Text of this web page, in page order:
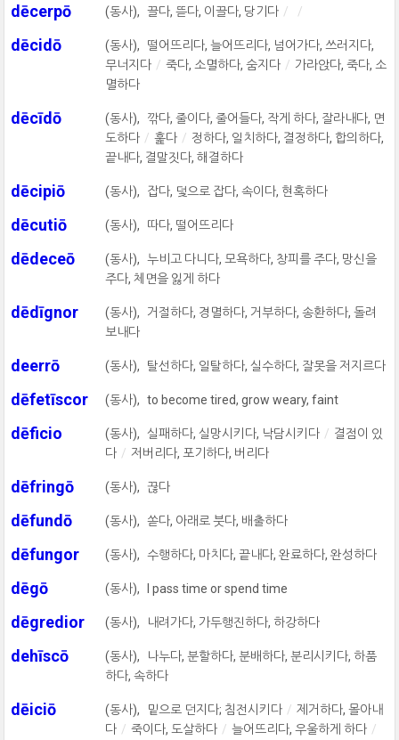
dēcerpō (동사), 끌다, 뜯다, 이끌다, 당기다
dēcidō (동사),
떨어뜨리다, 늘어뜨리다, 넘어가다, 쓰러지다,
무너지다
죽다, 소멸하다, 숨지다
가라앉다, 죽다, 소
멸하다
dēcīdō (동사),
깎다, 줄이다, 줄어들다, 작게 하다, 잘라내다, 면
도하다
훑다
정하다, 일치하다, 결정하다, 합의하다,
끝내다, 결말짓다, 해결하다
dēcipiō (동사), 잡다, 덫으로 잡다, 속이다, 현혹하다
dēcutiō (동사), 따다, 떨어뜨리다
dēdeceō (동사), 누비고 다니다, 모욕하다, 창피를 주다, 망신을
주다, 체면을 잃게 하다
dēdīgnor (동사),
거절하다, 경멸하다, 거부하다, 송환하다, 돌려
보내다
deerrō (동사), 탈선하다, 일탈하다, 실수하다, 잘못을 저지르다
dēfetīscor (동사), to become tired, grow weary, faint
dēficio (동사), 실패하다, 실망시키다, 낙담시키다
결점이 있
다
저버리다, 포기하다, 버리다
dēfringō (동사), 끊다
dēfundō (동사), 쏟다, 아래로 붓다, 배출하다
dēfungor (동사), 수행하다, 마치다, 끝내다, 완료하다, 완성하다
dēgō (동사), I pass time or spend time
dēgredior (동사), 내려가다, 가두행진하다, 하강하다
dehīscō (동사),
나누다, 분할하다, 분배하다, 분리시키다, 하품
하다, 속하다
dēiciō (동사), 밑으로 던지다; 침전시키다
제거하다, 몰아내
다
죽이다, 도살하다
늘어뜨리다, 우울하게 하다